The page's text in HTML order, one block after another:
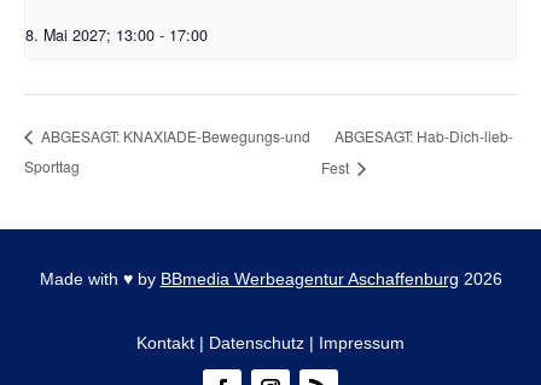
8. Mai 2027; 13:00 - 17:00
ABGESAGT: KNAXIADE-Bewegungs-und
Sporttag
ABGESAGT: Hab-Dich-lieb-
Fest
Made with ♥by BBmedia Werbeagentur Aschaffenburg 2026
Kontakt | Datenschutz | Impressum